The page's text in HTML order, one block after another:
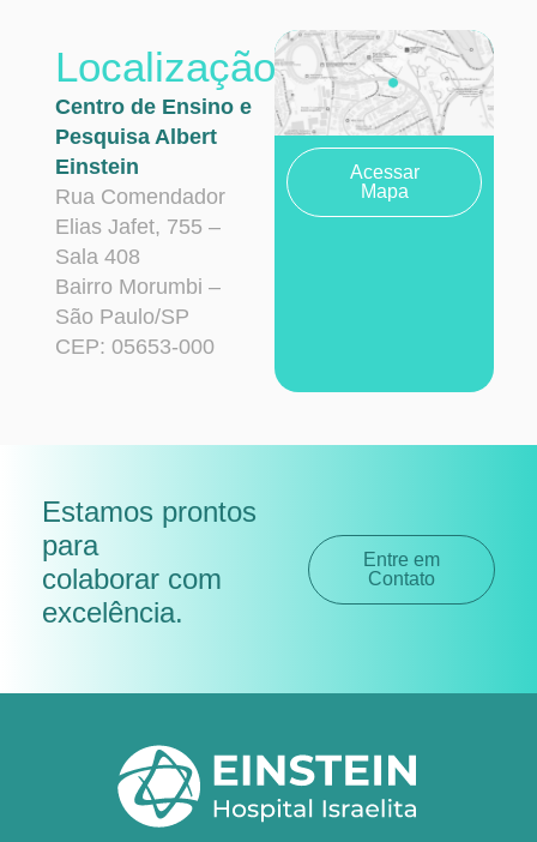
Localização
Centro de Ensino e
Pesquisa Albert
Einstein
Rua Comendador
Elias Jafet, 755 –
Sala 408
Bairro Morumbi –
São Paulo/SP
CEP: 05653-000
Acessar
Mapa
Estamos prontos
para
colaborar com
excelência.
Entre em
Contato